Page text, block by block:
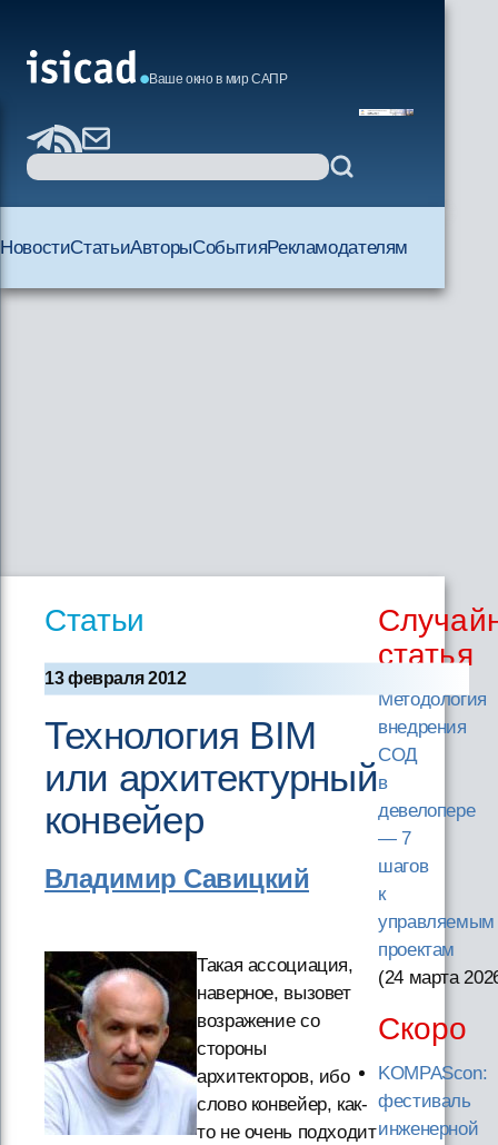
Ваше окно в мир САПР
НовостиСтатьиАвторыСобытияРекламодателям
Статьи
13 февраля 2012
Технология BIM
или архитектурный
конвейер
Владимир Савицкий
Такая ассоциация,
наверное, вызовет
возражение со
стороны
архитекторов, ибо
слово конвейер, как-
то не очень подходит
статья
Методология
внедрения
СОД
в
девелопере
— 7
шагов
к
управляемым
проектам
(24 марта
Скоро
KOMPAScon:
фестиваль
инженерной